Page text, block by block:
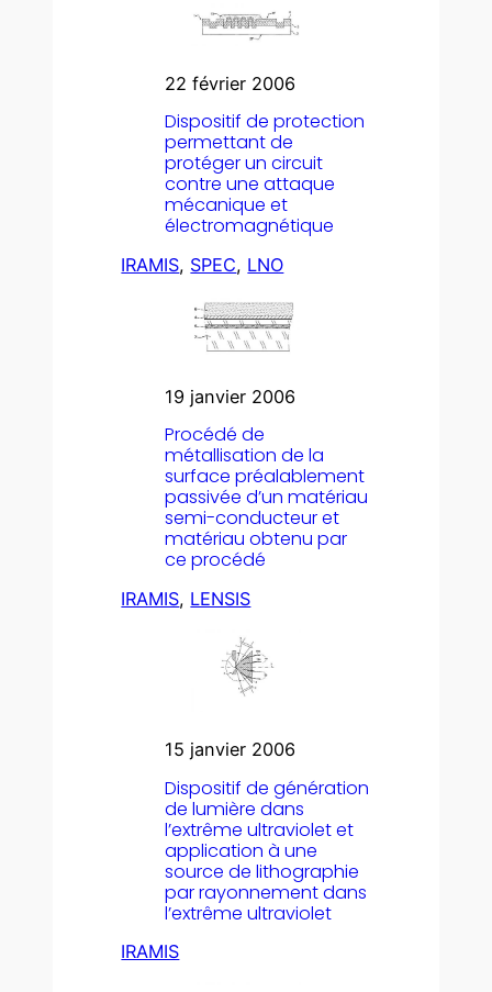
22 février 2006
Dispositif de protection
permettant de
protéger un circuit
contre une attaque
mécanique et
électromagnétique
IRAMIS, SPEC, LNO
19 janvier 2006
Procédé de
métallisation de la
surface préalablement
passivée d’un matériau
semi-conducteur et
matériau obtenu par
ce procédé
IRAMIS, LENSIS
15 janvier 2006
Dispositif de génération
de lumière dans
l’extrême ultraviolet et
application à une
source de lithographie
par rayonnement dans
l’extrême ultraviolet
IRAMIS